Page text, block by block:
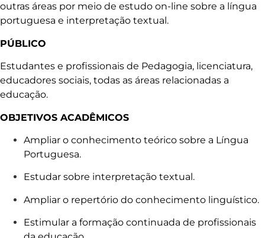
outras áreas por meio de estudo on-line sobre a língua
portuguesa e interpretação textual.
PÚBLICO
Estudantes e profissionais de Pedagogia, licenciatura,
educadores sociais, todas as áreas relacionadas a
educação.
OBJETIVOS ACADÊMICOS
Ampliar o conhecimento teórico sobre a Língua
Portuguesa.
Estudar sobre interpretação textual.
Ampliar o repertório do conhecimento linguístico.
Estimular a formação continuada de profissionais